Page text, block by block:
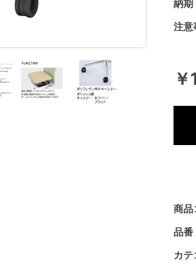
商品
品番
カテ
注意
納期